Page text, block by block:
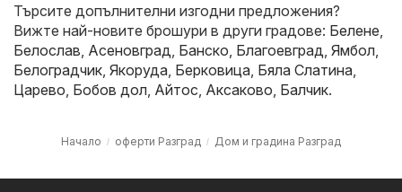
Търсите допълнителни изгодни предложения?
Вижте най-новите брошури в други градове: Белене
Белослав Асеновград Банско Благоевград Ямбол
Белоградчик Якоруда Берковица Бяла Слатина
Царево Бобов дол Айтос Аксаково Балчик.
Начало оферти Разград Дом и градина Разград